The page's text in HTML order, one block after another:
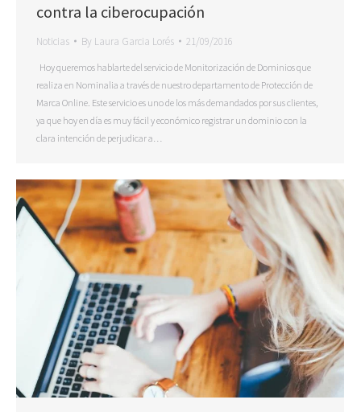
contra la ciberocupación
Noticias By Laura Garcia Lorés 21/09/2016
Hoy queremos hablarte del servicio de Monitorización de Dominios que
realiza en Nominalia a través de nuestro departamento de Protección de
Marca Online. Este servicio es uno de los más demandados por sus clientes,
ya que hoy en día es muy fácil y económico registrar un dominio con la
clara intención de perjudicar a…